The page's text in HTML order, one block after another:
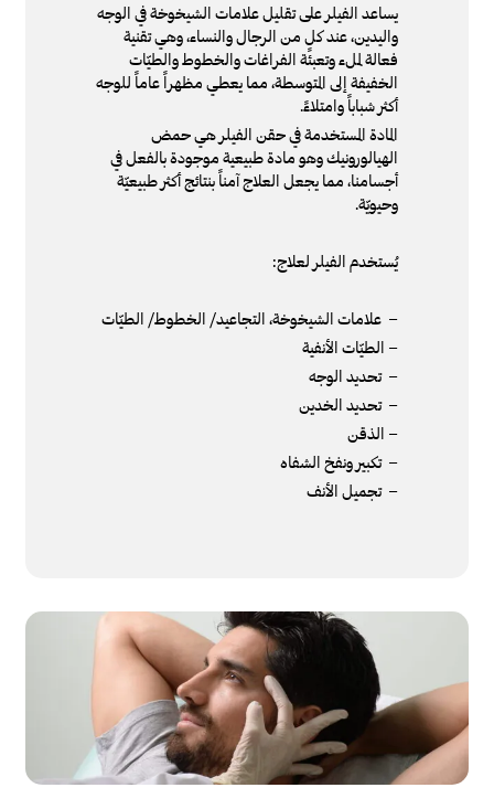
يساعد الفيلر على تقليل علامات الشيخوخة في الوجه
واليدين، عند كلٍ من الرجال والنساء، وهي تقنية
فعالة لملء وتعبئة الفراغات والخطوط والطيّات
الخفيفة إلى المتوسطة، مما يعطي مظهراً عاماً للوجه
أكثر شباباً وامتلاءً.
المادة المستخدمة في حقن الفيلر هي حمض
الهيالورونيك وهو مادة طبيعية موجودة بالفعل في
أجسامنا، مما يجعل العلاج آمناً بنتائج أكثر طبيعيّة
وحيويّة.
يُستخدم الفيلر لعلاج:
– علامات الشيخوخة، التجاعيد/ الخطوط/ الطيّات
– الطيّات الأنفية
– تحديد الوجه
– تحديد الخدين
– الذقن
– تكبير ونفخ الشفاه
– تجميل الأنف